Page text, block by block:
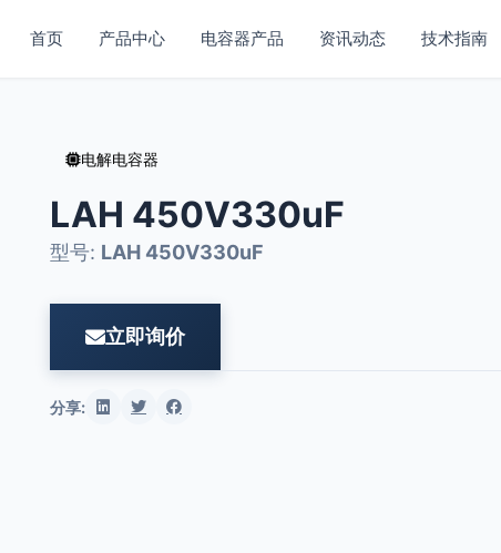
首页 产品中心 电容器产品 资讯动态 技术指南
电解电容器
LAH 450V330uF
型号: LAH 450V330uF
立即询价
分享: